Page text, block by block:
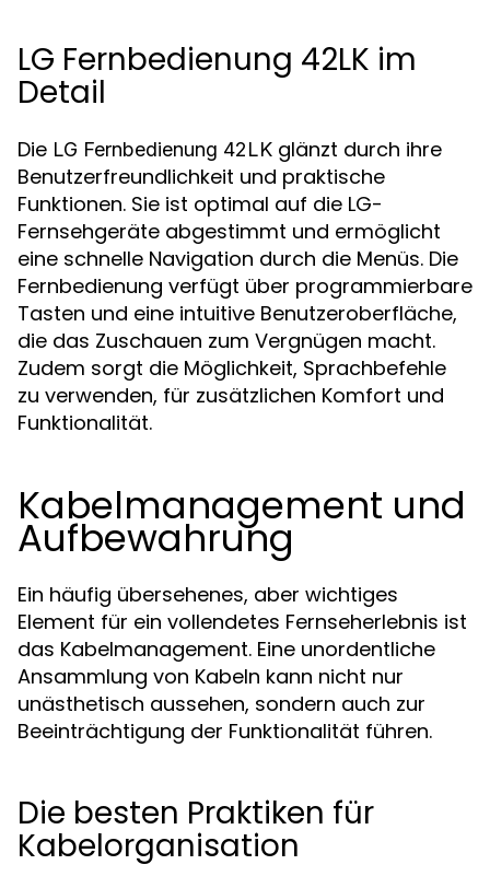
LG Fernbedienung 42LK im
Detail
Die LG Fernbedienung 42LK glänzt durch ihre
Benutzerfreundlichkeit und praktische
Funktionen. Sie ist optimal auf die LG-
Fernsehgeräte abgestimmt und ermöglicht
eine schnelle Navigation durch die Menüs. Die
Fernbedienung verfügt über programmierbare
Tasten und eine intuitive Benutzeroberfläche,
die das Zuschauen zum Vergnügen macht.
Zudem sorgt die Möglichkeit, Sprachbefehle
zu verwenden, für zusätzlichen Komfort und
Funktionalität.
Kabelmanagement und
Aufbewahrung
Ein häufig übersehenes, aber wichtiges
Element für ein vollendetes Fernseherlebnis ist
das Kabelmanagement. Eine unordentliche
Ansammlung von Kabeln kann nicht nur
unästhetisch aussehen, sondern auch zur
Beeinträchtigung der Funktionalität führen.
Die besten Praktiken für
Kabelorganisation